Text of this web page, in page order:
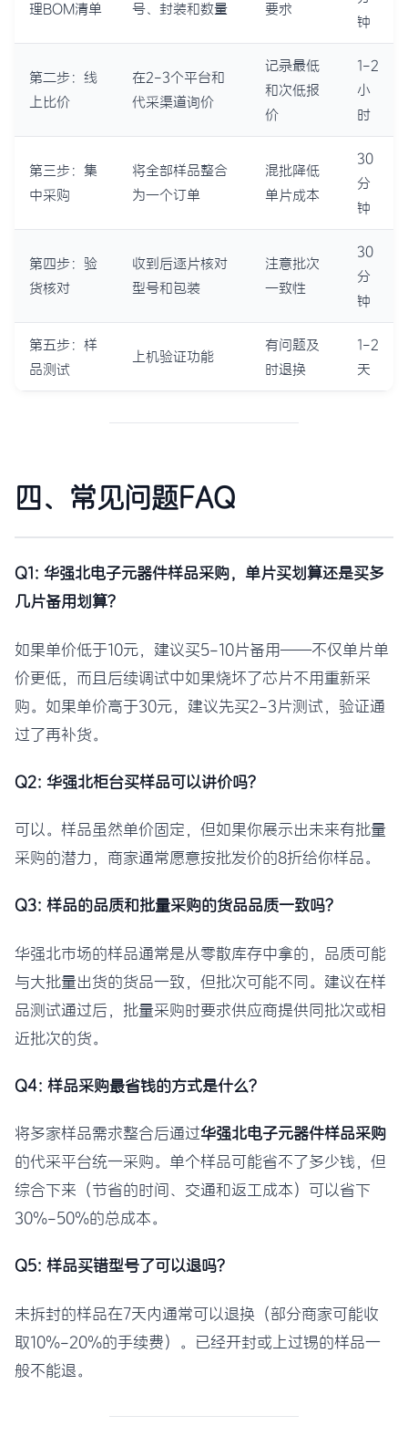
理BOM清单 号、封装和数量 要求
钟
第二步：线
上比价
在2-3个平台和
代采渠道询价
记录最低
和次低报
价
1-2
小
时
第三步：集
中采购
将全部样品整合
为一个订单
混批降低
单片成本
30
分
钟
第四步：验
货核对
收到后逐片核对
型号和包装
注意批次
一致性
30
分
钟
第五步：样
品测试
上机验证功能
有问题及
时退换
1-2
天
四、常见问题FAQ
Q1: 华强北电子元器件样品采购，单片买划算还是买多
几片备用划算？
如果单价低于10元，建议买5-10片备用——不仅单片单
价更低，而且后续调试中如果烧坏了芯片不用重新采
购。如果单价高于30元，建议先买2-3片测试，验证通
过了再补货。
Q2: 华强北柜台买样品可以讲价吗？
可以。样品虽然单价固定，但如果你展示出未来有批量
采购的潜力，商家通常愿意按批发价的8折给你样品。
Q3: 样品的品质和批量采购的货品品质一致吗？
华强北市场的样品通常是从零散库存中拿的，品质可能
与大批量出货的货品一致，但批次可能不同。建议在样
品测试通过后，批量采购时要求供应商提供同批次或相
近批次的货。
Q4: 样品采购最省钱的方式是什么？
将多家样品需求整合后通过华强北电子元器件样品采购
的代采平台统一采购。单个样品可能省不了多少钱，但
综合下来（节省的时间、交通和返工成本）可以省下
30%-50%的总成本。
Q5: 样品买错型号了可以退吗？
未拆封的样品在7天内通常可以退换（部分商家可能收
取10%-20%的手续费）。已经开封或上过锡的样品一
般不能退。